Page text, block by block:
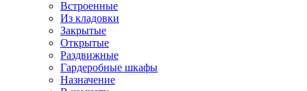
Встроенные
Из кладовки
Закрытые
Открытые
Раздвижные
Гардеробные шкафы
Назначение